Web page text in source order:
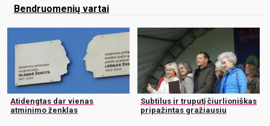
Bendruomenių vartai
Atidengtas dar vienas
atminimo ženklas
Subtilus ir truputį čiurlioniškas
pripažintas gražiausiu